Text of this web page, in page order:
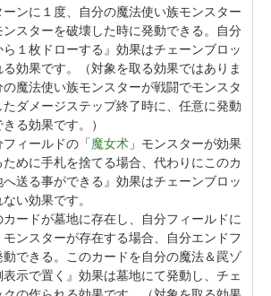
ーンに１度、自分の魔法使い族モンスター
スターを破壊した時に発動できる。自分
１枚ドローする』効果はチェーンブロッ
効果です。（対象を取る効果ではありま
魔法使い族モンスターが戦闘でモンスタ
ダメージステップ終了時に、任意に発動
る効果です。）
フィールドの「魔女术 」モンスターが効果
めに手札を捨てる場合、代わりにこのカ
送る事ができる』効果はチェーンブロッ
い効果です。
カードが墓地に存在し、自分フィールドに
モンスターが存在する場合、自分エンドフ
動できる。このカードを自分の魔法＆罠ゾ
示で置く』効果は墓地にて発動し、チェ